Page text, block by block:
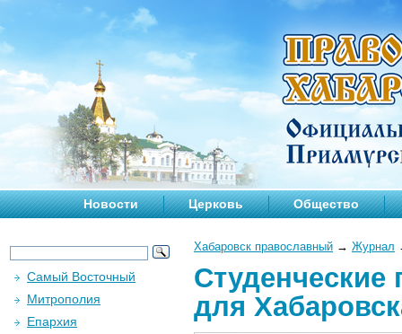
Новости Церковь Общество
Хабаровск православный → Журнал
Студенческие
для
Самый Восточный
Митрополия
Епархия